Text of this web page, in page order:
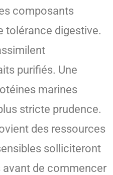
composants
tolérance digestive.
purifiés. Une
marines
stricte prudence.
des ressources
solliciteront
de commencer